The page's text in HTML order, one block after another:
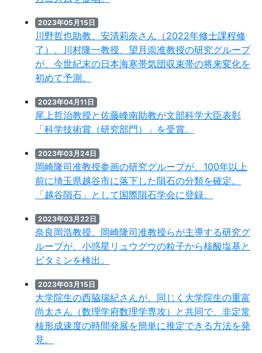
2023年05月15日
川野哲也助教、安清莉奈さん（2022年修士課程修
了）、川村隆一教授、望月崇准教授の研究グループ
が、今世紀末の日本海寒帯気団収束帯の将来変化を
初めて予測。
2023年04月11日
尾上哲治教授と佐藤峰南助教が文部科学大臣表彰
「科学技術賞（研究部門）」を受賞。
2023年03月24日
岡崎隆司准教授参画の研究グループが、100年以上
前に埼玉県越谷市に落下した隕石の分類を確定。
「越谷隕石」として国際隕石学会に登録。
2023年03月22日
奈良岡浩教授、岡崎隆司准教授らが主導する研究グ
ループが、小惑星リュウグウの粒子から核酸塩基と
ビタミンを検出。
2023年03月15日
大学院生の西脇瑞紀さんが、同じく大学院生の重富
尚太さん（数理学府数理学専攻）と共同で、非定常
核形成速度の時間発展を簡単に推定できる方法を発
見。